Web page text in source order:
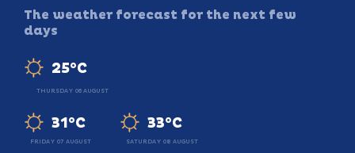
The weather forecast for the next few
days
25°C
THURSDAY 06 AUGUST
31°C
FRIDAY 07 AUGUST
33°C
SATURDAY 08 AUGUST